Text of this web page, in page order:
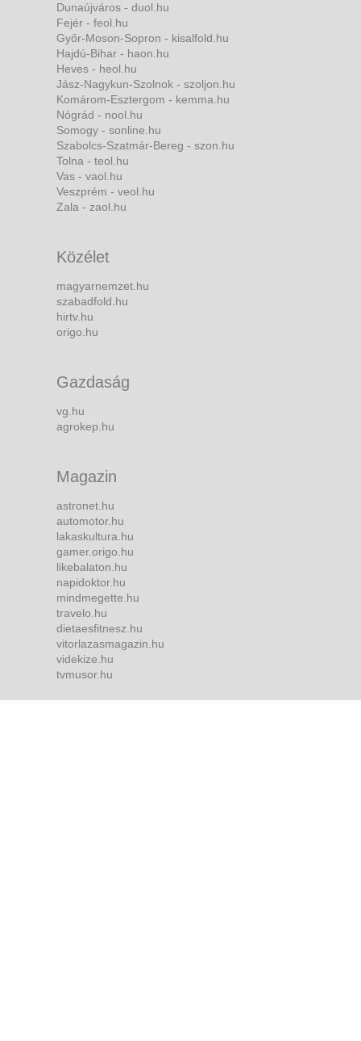
Dunaújváros - duol.hu
Fejér - feol.hu
Győr-Moson-Sopron - kisalfold.hu
Hajdú-Bihar - haon.hu
Heves - heol.hu
Jász-Nagykun-Szolnok - szoljon.hu
Komárom-Esztergom - kemma.hu
Nógrád - nool.hu
Somogy - sonline.hu
Szabolcs-Szatmár-Bereg - szon.hu
Tolna - teol.hu
Vas - vaol.hu
Veszprém - veol.hu
Zala - zaol.hu
Közélet
magyarnemzet.hu
szabadfold.hu
hirtv.hu
origo.hu
Gazdaság
vg.hu
agrokep.hu
Magazin
astronet.hu
automotor.hu
lakaskultura.hu
gamer.origo.hu
likebalaton.hu
napidoktor.hu
mindmegette.hu
travelo.hu
dietaesfitnesz.hu
vitorlazasmagazin.hu
videkize.hu
tvmusor.hu